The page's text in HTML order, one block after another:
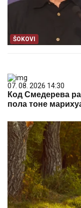
ŠOKOVI
07. 08. 2026 14:30
Код Смедерева
пола тоне